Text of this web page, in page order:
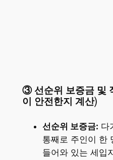
③ 선순위 보증금 및
이 안전한지 계산)
선순위 보증금: 다
통째로 주인이 한
들어와 있는 세입